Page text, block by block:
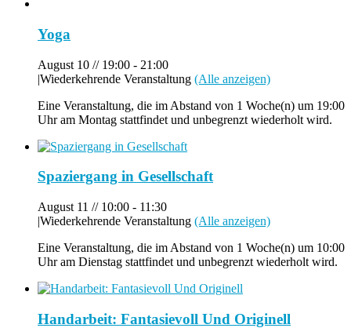
Yoga
August 10 // 19:00 - 21:00
|Wiederkehrende Veranstaltung (Alle anzeigen)
Eine Veranstaltung, die im Abstand von 1 Woche(n) um 19:00
Uhr am Montag stattfindet und unbegrenzt wiederholt wird.
Spaziergang in Gesellschaft
August 11 // 10:00 - 11:30
|Wiederkehrende Veranstaltung (Alle anzeigen)
Eine Veranstaltung, die im Abstand von 1 Woche(n) um 10:00
Uhr am Dienstag stattfindet und unbegrenzt wiederholt wird.
Handarbeit: Fantasievoll Und Originell